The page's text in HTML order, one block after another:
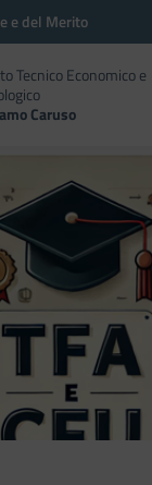
e del Merito
Tecnico Economico e
Caruso